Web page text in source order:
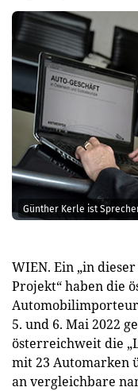
Günther Kerle ist
WIEN. Ein „in
Projekt“ haben die
5. und 6. Mai 2022
österreichweit die
mit 23 Automarken
an vergleichbare